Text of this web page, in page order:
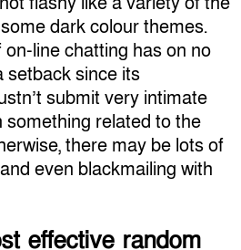
dark colour themes.
line chatting has on no
setback since its
submit very intimate
something related to the
there may be lots of
even blackmailing with
effective random